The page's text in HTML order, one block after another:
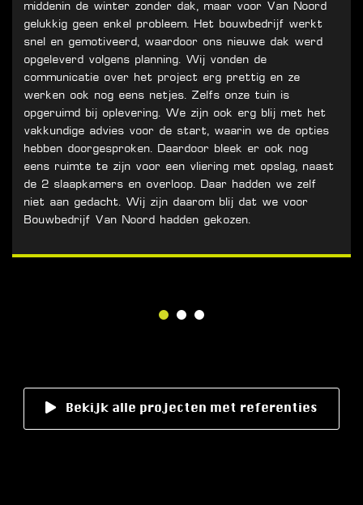
middenin de winter zonder dak, maar voor Van Noord
gelukkig geen enkel probleem. Het bouwbedrijf werkt
snel en gemotiveerd, waardoor ons nieuwe dak werd
opgeleverd volgens planning. Wij vonden de
communicatie over het project erg prettig en ze
werken ook nog eens netjes. Zelfs onze tuin is
opgeruimd bij oplevering. We zijn ook erg blij met het
vakkundige advies voor de start, waarin we de opties
hebben doorgesproken. Daardoor bleek er ook nog
eens ruimte te zijn voor een vliering met opslag, naast
de 2 slaapkamers en overloop. Daar hadden we zelf
niet aan gedacht. Wij zijn daarom blij dat we voor
Bouwbedrijf Van Noord hadden gekozen.
Bekijk alle projecten met referenties